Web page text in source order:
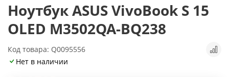
Ноутбук ASUS VivoBook S 15
OLED M3502QA-BQ238
Код товара: Q0095556
Нет в наличии